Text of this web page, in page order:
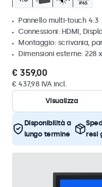
Pannello multi-touch 4:3
Connessioni: HDMI,
Montaggio: scrivania,
Dimensioni esterne: 228
€ 359,00
€ 437,98 IVA incl.
Visualizza
Disponibilità a
lungo termine
resi